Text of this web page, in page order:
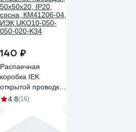
140 ₽
Распаечная
коробка IEK
открытой проводки,
50x50x20, IP20,
ИЭК UKO10-050-
050-020-K34
4.8(16)